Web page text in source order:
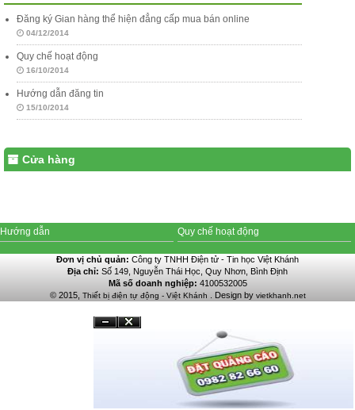
Đăng ký Gian hàng thể hiện đẳng cấp mua bán online
04/12/2014
Quy chế hoạt động
16/10/2014
Hướng dẫn đăng tin
15/10/2014
Cửa hàng
Hướng dẫn Quy chế hoạt động
Đơn vị chủ quản: Công ty TNHH Điện tử - Tin học Việt Khánh
Địa chỉ: Số 149, Nguyễn Thái Học, Quy Nhơn, Bình Định
Mã số doanh nghiệp: 4100532005
© 2015, Thiết bị điện tự động - Việt Khánh . Design by vietkhanh.net